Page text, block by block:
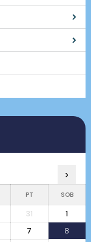
›
PT SOB
31
1
7
8